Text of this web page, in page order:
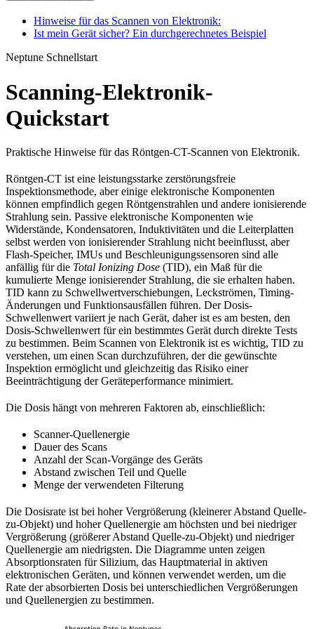
Hinweise für das Scannen von Elektronik:
Ist mein Gerät sicher? Ein durchgerechnetes Beispiel
Neptune Schnellstart
Scanning-Elektronik-
Quickstart
Praktische Hinweise für das Röntgen-CT-Scannen von Elektronik.
Röntgen-CT ist eine leistungsstarke zerstörungsfreie
Inspektionsmethode, aber einige elektronische Komponenten
können empfindlich gegen Röntgenstrahlen und andere ionisierende
Strahlung sein. Passive elektronische Komponenten wie
Widerstände, Kondensatoren, Induktivitäten und die Leiterplatten
selbst werden von ionisierender Strahlung nicht beeinflusst, aber
Flash-Speicher, IMUs und Beschleunigungssensoren sind alle
anfällig für die Total Ionizing Dose (TID), ein Maß für die
kumulierte Menge ionisierender Strahlung, die sie erhalten haben.
TID kann zu Schwellwertverschiebungen, Leckströmen, Timing-
Änderungen und Funktionsausfällen führen. Der Dosis-
Schwellenwert variiert je nach Gerät, daher ist es am besten, den
Dosis-Schwellenwert für ein bestimmtes Gerät durch direkte Tests
zu bestimmen. Beim Scannen von Elektronik ist es wichtig, TID zu
verstehen, um einen Scan durchzuführen, der die gewünschte
Inspektion ermöglicht und gleichzeitig das Risiko einer
Beeinträchtigung der Geräteperformance minimiert.
Die Dosis hängt von mehreren Faktoren ab, einschließlich:
Scanner-Quellenergie
Dauer des Scans
Anzahl der Scan-Vorgänge des Geräts
Abstand zwischen Teil und Quelle
Menge der verwendeten Filterung
Die Dosisrate ist bei hoher Vergrößerung (kleinerer Abstand Quelle-
zu-Objekt) und hoher Quellenergie am höchsten und bei niedriger
Vergrößerung (größerer Abstand Quelle-zu-Objekt) und niedriger
Quellenergie am niedrigsten. Die Diagramme unten zeigen
Absorptionsraten für Silizium, das Hauptmaterial in aktiven
elektronischen Geräten, und können verwendet werden, um die
Rate der absorbierten Dosis bei unterschiedlichen Vergrößerungen
und Quellenergien zu bestimmen.